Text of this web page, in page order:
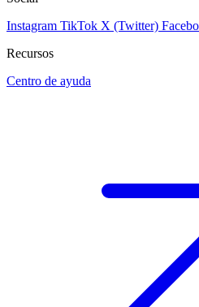
Instagram TikTok X (Twitter)
Recursos
Centro de ayuda